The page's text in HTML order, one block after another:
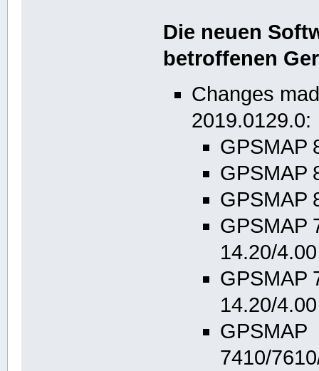
Die neuen
betroffenen
Changes
2019.0129.0:
GPSMAP
GPSMAP
GPSMAP
GPSMAP
14.20/4.00
GPSMAP
14.20/4.00
GPSMAP
7410/